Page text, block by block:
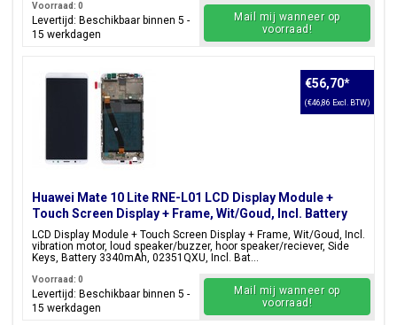
Voorraad: 0
Levertijd: Beschikbaar binnen 5 -
15 werkdagen
Mail mij wanneer op
voorraad!
Huawei Mate 10 Lite RNE-L01 LCD Display Module +
Touch Screen Display + Frame, Wit/Goud, Incl. Battery
3340mAH, 02351QXU;02351QEY
LCD Display Module + Touch Screen Display + Frame, Wit/Goud, Incl.
vibration motor, loud speaker/buzzer, hoor speaker/reciever, Side
Keys, Battery 3340mAh, 02351QXU, Incl. Bat...
€56,70*
(€46,86 Excl. BTW)
Voorraad: 0
Levertijd: Beschikbaar binnen 5 -
15 werkdagen
Mail mij wanneer op
voorraad!